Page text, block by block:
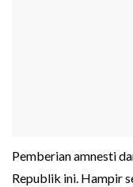
Pemberian amnesti
Republik ini. Hampir